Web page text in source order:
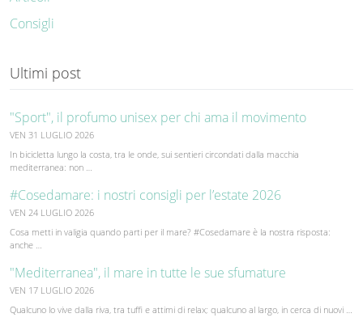
Consigli
Ultimi post
"Sport", il profumo unisex per chi ama il movimento
VEN 31 LUGLIO 2026
In bicicletta lungo la costa, tra le onde, sui sentieri circondati dalla macchia
mediterranea: non …
#Cosedamare: i nostri consigli per l’estate 2026
VEN 24 LUGLIO 2026
Cosa metti in valigia quando parti per il mare? #Cosedamare è la nostra risposta:
anche …
"Mediterranea", il mare in tutte le sue sfumature
VEN 17 LUGLIO 2026
Qualcuno lo vive dalla riva, tra tuffi e attimi di relax; qualcuno al largo, in cerca di nuovi …